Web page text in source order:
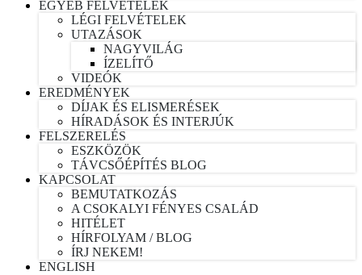
EGYÉB FELVÉTELEK
LÉGI FELVÉTELEK
UTAZÁSOK
NAGYVILÁG
ÍZELÍTŐ
VIDEÓK
EREDMÉNYEK
DÍJAK ÉS ELISMERÉSEK
HÍRADÁSOK ÉS INTERJÚK
FELSZERELÉS
ESZKÖZÖK
TÁVCSŐÉPÍTÉS BLOG
KAPCSOLAT
BEMUTATKOZÁS
A CSOKALYI FÉNYES CSALÁD
HITÉLET
HÍRFOLYAM / BLOG
ÍRJ NEKEM!
ENGLISH